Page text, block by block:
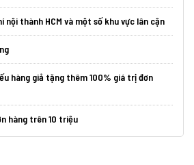
nội thành HCM và một số khu vực lân cận
hàng giả tặng thêm 100% giá trị đơn
hàng trên 10 triệu